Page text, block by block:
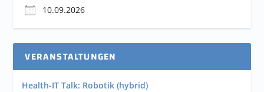
10.09.2026
VERANSTALTUNGEN
Health-IT Talk: Robotik (hybrid)